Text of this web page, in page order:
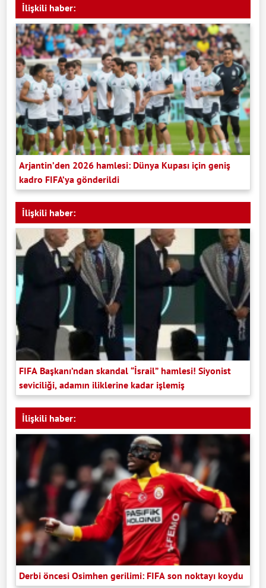
İlişkili haber:
Arjantin’den 2026 hamlesi: Dünya Kupası için geniş
kadro FIFA’ya gönderildi
İlişkili haber:
FIFA Başkanı’ndan skandal “İsrail” hamlesi! Siyonist
seviciliği, adamın iliklerine kadar işlemiş
İlişkili haber:
Derbi öncesi Osimhen gerilimi: FIFA son noktayı koydu